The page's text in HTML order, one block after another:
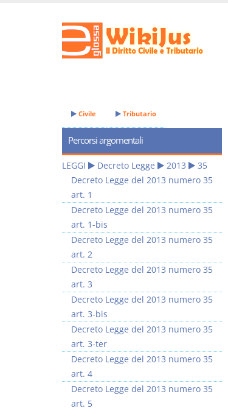
Civile Tributario
Percorsi argomentali
LEGGI Decreto Legge 2013
35
Decreto Legge del 2013 numero 35
art. 1
Decreto Legge del 2013 numero 35
art. 1-bis
Decreto Legge del 2013 numero 35
art. 2
Decreto Legge del 2013 numero 35
art. 3
Decreto Legge del 2013 numero 35
art. 3-bis
Decreto Legge del 2013 numero 35
art. 3-ter
Decreto Legge del 2013 numero 35
art. 4
Decreto Legge del 2013 numero 35
art. 5
relazione giuridica
Versione ebook
I Singoli
D. Minussi
Versione
(iva incl.)